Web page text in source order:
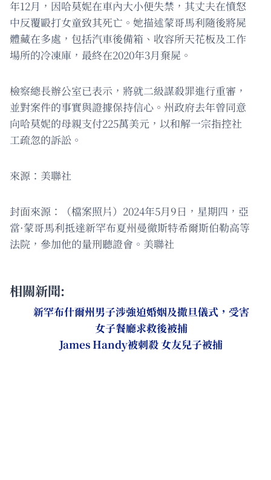
年12月，因哈莫妮在車內大小便失禁，其丈夫在憤怒
中反覆毆打女童致其死亡。她描述蒙哥馬利隨後將屍
體藏在多處，包括汽車後備箱、收容所天花板及工作
場所的冷凍庫，最終在2020年3月棄屍。
檢察總長辦公室已表示，將就二級謀殺罪進行重審，
並對案件的事實與證據保持信心。州政府去年曾同意
向哈莫妮的母親支付225萬美元，以和解一宗指控社
工疏忽的訴訟。
來源：美聯社
封面來源：（檔案照片）2024年5月9日，星期四，亞
當·蒙哥馬利抵達新罕布夏州曼徹斯特希爾斯伯勒高等
法院，參加他的量刑聽證會。美聯社
相關新聞:
新罕布什爾州男子涉強迫婚姻及撒旦儀式，受害
女子餐廳求救後被捕
James Handy被刺殺 女友兒子被捕